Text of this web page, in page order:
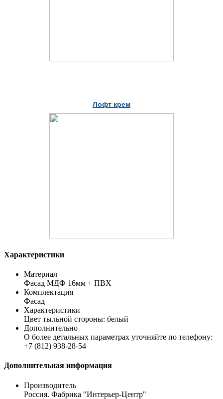
Лофт крем
Характеристики
Материал
Фасад МДФ 16мм + ПВХ
Комплектация
Фасад
Характеристики
Цвет тыльной стороны: белый
Дополнительно
О более детальных параметрах уточняйте по телефону:
+7 (812) 938-28-54
Дополнительная информация
Производитель
Россия. Фабрика "Интерьер-Центр"